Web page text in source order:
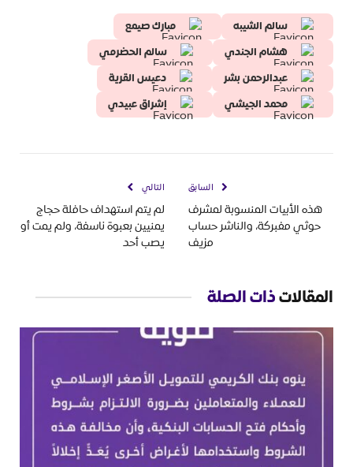
سالم الشيبه
مبارك صيمع
هشام الجندي
سالم الحضرمي
عبدالرحمن بشر
دعيس القرية
محمد الجيشي
إشراق عبيدي
السابق
هذه الأبيات المنسوبة لمشرف
حوثي مفبركة، والناشر حساب
مزيف
التالي
لم يتم استهداف حافلة حجاج
يمنيين بعبوة ناسفة، ولم يمت أو
يصب أحد
المقالاتذات الصلة